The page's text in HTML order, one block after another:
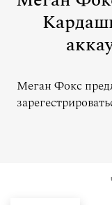
Меган Фокс